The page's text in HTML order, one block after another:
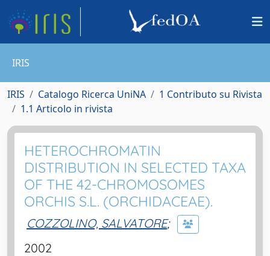
IRIS
IRIS Catalogo Ricerca UniNA
1 Contributo su Rivista
1.1 Articolo in rivista
HETEROCHROMATIN
DISTRIBUTION IN SELECTED TAXA
OF THE 42-CHROMOSOMES
ORCHIS S.L. (ORCHIDACEAE).
COZZOLINO, SALVATORE;
2002